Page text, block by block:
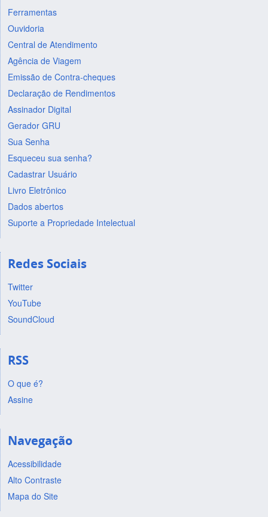
Ferramentas
Ouvidoria
Central de Atendimento
Agência de Viagem
Emissão de Contra-cheques
Declaração de Rendimentos
Assinador Digital
Gerador GRU
Sua Senha
Esqueceu sua senha?
Cadastrar Usuário
Livro Eletrônico
Dados abertos
Suporte a Propriedade Intelectual
Redes Sociais
Twitter
YouTube
SoundCloud
RSS
O que é?
Assine
Navegação
Acessibilidade
Alto Contraste
Mapa do Site